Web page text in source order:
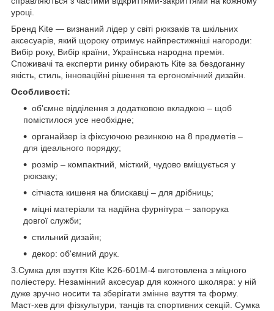
уроці.
Бренд Kite — визнаний лідер у світі рюкзаків та шкільних
аксесуарів, який щороку отримує найпрестижніші нагороди:
Вибір року, Вибір країни, Українська народна премія.
Споживачі та експерти ринку обирають Kite за бездоганну
якість, стиль, інноваційні рішення та ергономічний дизайн.
Особливості:
об'ємне відділення з додатковою вкладкою – щоб
помістилося усе необхідне;
органайзер із фіксуючою резинкою на 8 предметів –
для ідеального порядку;
розмір – компактний, місткий, чудово вміщується у
рюкзаку;
сітчаста кишеня на блискавці – для дрібниць;
міцні матеріали та надійна фурнітура – запорука
довгої служби;
стильний дизайн;
декор: об'ємний друк.
3.Сумка для взуття Kite K26-601M-4 виготовлена з міцного
поліестеру. Незамінний аксесуар для кожного школяра: у ній
дуже зручно носити та зберігати змінне взуття та форму.
Маст-хев для фізкультури, танців та спортивних секцій. Сумка